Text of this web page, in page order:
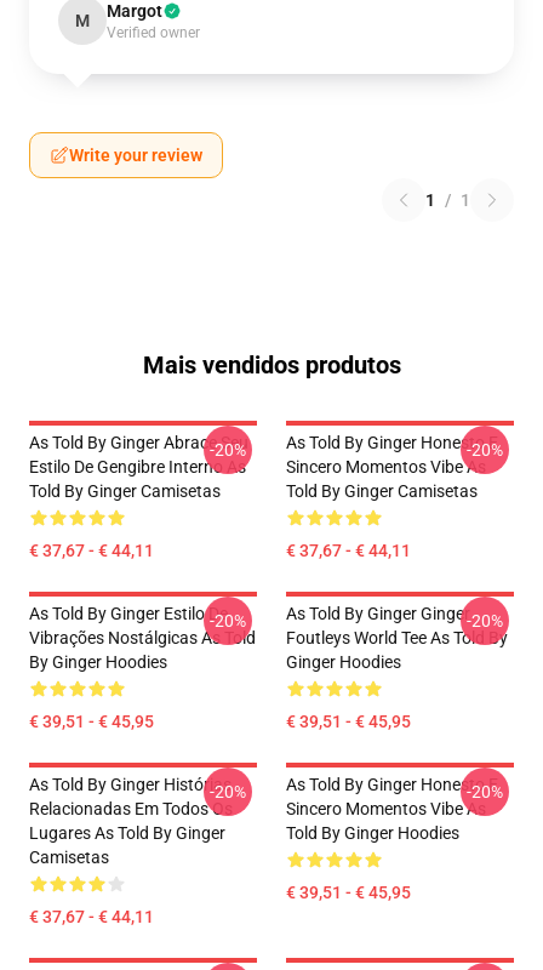
M Margot
Verified owner
Write your review
1 / 1
Mais vendidos produtos
As Told By Ginger Abrace Seu
Estilo De Gengibre Interno As
Told By Ginger Camisetas
€ 37,67 - € 44,11
-20%
As Told By Ginger Honesto E
Sincero Momentos Vibe As
Told By Ginger Camisetas
€ 37,67 - € 44,11
-20%
As Told By Ginger Estilo De
Vibrações Nostálgicas As Told
By Ginger Hoodies
€ 39,51 - € 45,95
-20%
As Told By Ginger Ginger
Foutleys World Tee As Told By
Ginger Hoodies
€ 39,51 - € 45,95
-20%
As Told By Ginger Histórias
Relacionadas Em Todos Os
Lugares As Told By Ginger
Camisetas
€ 37,67 - € 44,11
-20%
As Told By Ginger Honesto E
Sincero Momentos Vibe As
Told By Ginger Hoodies
€ 39,51 - € 45,95
-20%